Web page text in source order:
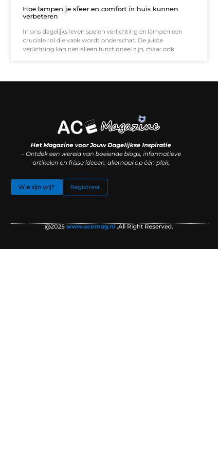
Hoe lampen je sfeer en comfort in huis kunnen
verbeteren
In ons dagelijks leven spelen verlichting en lampen een
cruciale rol die vaak wordt onderschat. De juiste
verlichting kan niet alleen functioneel zijn, maar ook
Het Magazine voor Jouw Dagelijkse Inspiratie
– Ontdek een wereld van boeiende blogs, informatieve
artikelen en frisse ideeën, allemaal op één plek.
Wie zijn wij? Registreer
@2025www.acemag.nl .All Right Reserved.